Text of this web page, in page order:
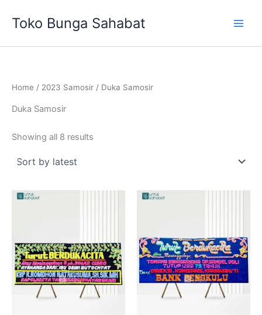
Toko Bunga Sahabat
Home / 2023 Samosir / Duka Samosir
Duka Samosir
Showing all 8 results
latest